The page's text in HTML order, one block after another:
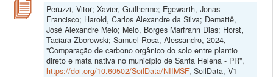
Peruzzi, Vitor; Xavier, Guilherme; Egewarth, Jonas
Francisco; Harold, Carlos Alexandre da Silva; Demattê,
José Alexandre Melo; Melo, Borges Marfrann Dias; Horst,
Taciara Zborowski; Samuel-Rosa, Alessandro, 2024,
"Comparação de carbono orgânico do solo entre plantio
direto e mata nativa no município de Santa Helena - PR",
https://doi.org/10.60502/SoilData/NIIMSF, SoilData, V1